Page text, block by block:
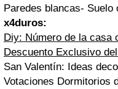
Paredes blancas- Suelo
x4duros:
Diy: Número de la casa
Descuento Exclusivo
San Valentín: Ideas
Votaciones Dormitorios